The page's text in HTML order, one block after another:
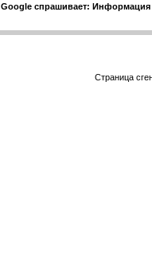
Google спрашивает:
Страница